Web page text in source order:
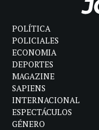
POLÍTICA
POLICIALES
ECONOMIA
DEPORTES
MAGAZINE
SAPIENS
INTERNACIONAL
ESPECTÁCULOS
GÉNERO